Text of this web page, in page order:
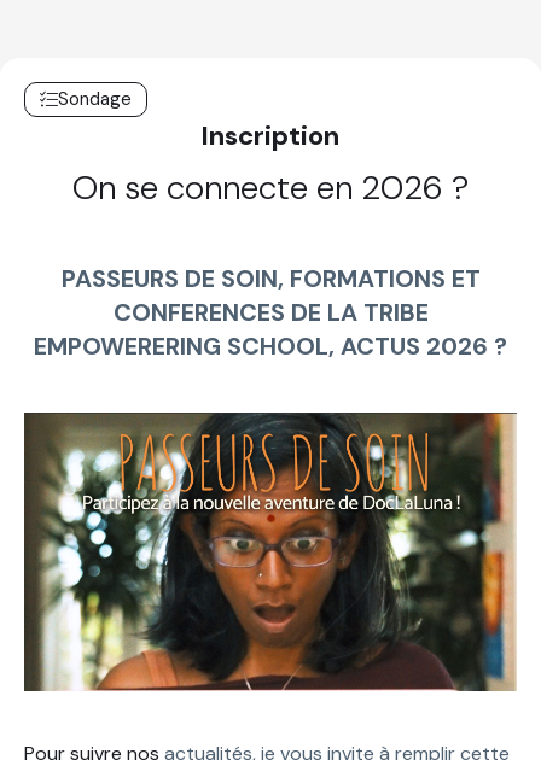
Sondage
Inscription
On se connecte en 2026 ?
PASSEURS DE SOIN, FORMATIONS ET
CONFERENCES DE LA TRIBE
EMPOWERERING SCHOOL, ACTUS 2026 ?
Pour suivre nos actualités, je vous invite à remplir cette